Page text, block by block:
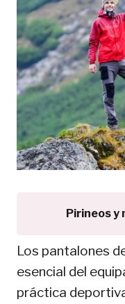
Pirineos y
Los pantalones
esencial del
práctica